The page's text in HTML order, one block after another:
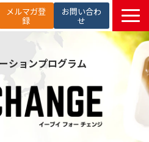
メルマガ登
録
お問い合わ
せ
サービス
課題から探す
れる理由
立ち記事
ションプログラム